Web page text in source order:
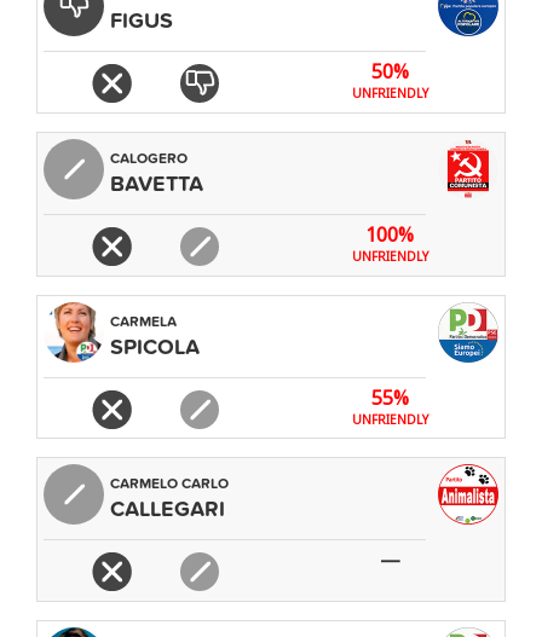
FIGUS
50%
UNFRIENDLY
CALOGERO
BAVETTA
100%
UNFRIENDLY
CARMELA
SPICOLA
55%
UNFRIENDLY
CARMELO CARLO
CALLEGARI
—